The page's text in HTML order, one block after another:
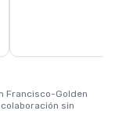
Francisco-Golden
sin